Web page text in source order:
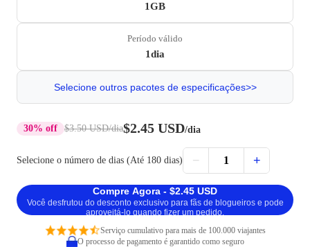
1GB
Período válido
1dia
Selecione outros pacotes de especificações>>
30% off $3.50 USD/dia$2.45 USD/dia
Selecione o número de dias (Até 180 dias) − 1 +
Compre Agora - $2.45 USD
Você desfrutou do desconto exclusivo para fãs de blogueiros e pode
aproveitá-lo quando fizer um pedido.
Serviço cumulativo para mais de 100.000 viajantes
O processo de pagamento é garantido como seguro